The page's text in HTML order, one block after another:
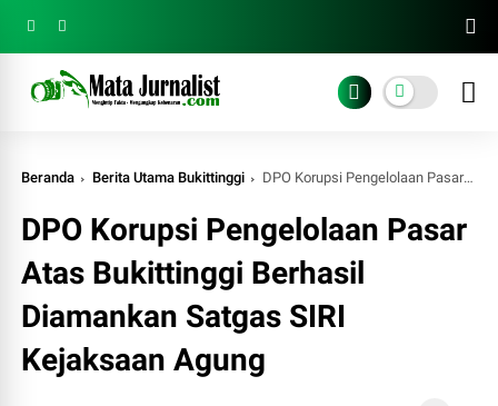
Beranda Berita Utama Bukittinggi DPO Korupsi Pengelolaan Pasar Atas Bukittinggi Berhasil Diamankan Satgas SIRI Kejaksaan Agung
DPO Korupsi Pengelolaan Pasar
Atas Bukittinggi Berhasil
Diamankan Satgas SIRI
Kejaksaan Agung